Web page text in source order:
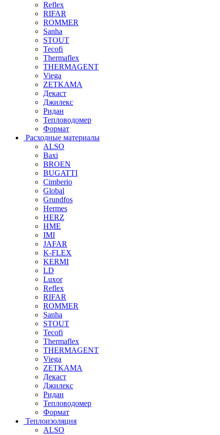
Reflex
RIFAR
ROMMER
Sanha
STOUT
Tecofi
Thermaflex
THERMAGENT
Viega
ZETKAMA
Декаст
Джилекс
Ридан
Тепловодомер
Формат
Расходные материалы
ALSO
Baxi
BROEN
BUGATTI
Cimberio
Global
Grundfos
Hermes
HERZ
HME
IMI
JAFAR
K-FLEX
KERMI
LD
Luxor
Reflex
RIFAR
ROMMER
Sanha
STOUT
Tecofi
Thermaflex
THERMAGENT
Viega
ZETKAMA
Декаст
Джилекс
Ридан
Тепловодомер
Формат
Теплоизоляция
ALSO